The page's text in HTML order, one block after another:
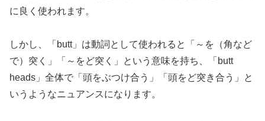
に良く使われます。
しかし、「butt」は動詞として使われると「～を（角など
で）突く」「～をど突く」という意味を持ち、「butt
heads」全体で「頭をぶつけ合う」「頭をど突き合う」と
いうようなニュアンスになります。